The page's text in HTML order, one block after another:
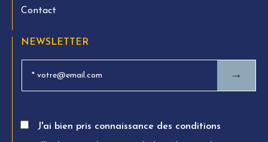
Contact
NEWSLETTER
→
J'ai bien pris connaissance des conditions